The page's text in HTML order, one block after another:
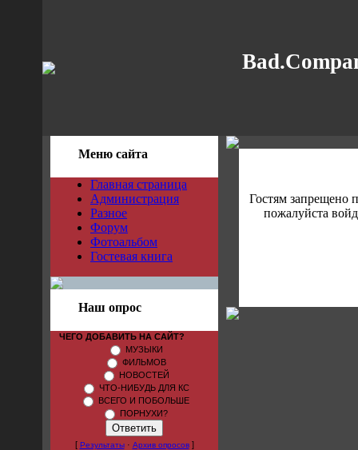
Меню сайта
Главная страница
Администрация
Разное
Форум
Фотоальбом
Гостевая книга
Наш опрос
ЧЕГО ДОБАВИТЬ НА САЙТ?
МУЗЫКИ
ФИЛЬМОВ
НОВОСТЕЙ
ЧТО-НИБУДЬ ДЛЯ КС
ВСЕГО И ПОБОЛЬШЕ
ПОРНУХИ?
[ Результаты· Архив опросов]
Гостям запрещено
пожалуйста